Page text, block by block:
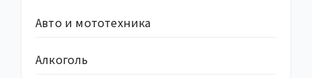
Авто и мототехника
Алкоголь